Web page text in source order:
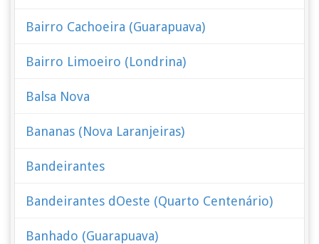
Bairro Cachoeira (Guarapuava)
Bairro Limoeiro (Londrina)
Balsa Nova
Bananas (Nova Laranjeiras)
Bandeirantes
Bandeirantes dOeste (Quarto Centenário)
Banhado (Guarapuava)